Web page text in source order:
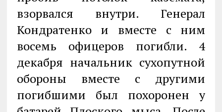
взорвался внутри. Генерал
Кондратенко и вместе с ним
восемь офицеров погибли. 4
декабря начальник сухопутной
обороны вместе с другими
погибшими был похоронен у